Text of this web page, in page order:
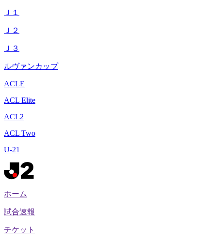
Ｊ１
Ｊ２
Ｊ３
ルヴァンカップ
ACLE
ACL Elite
ACL2
ACL Two
U-21
ホーム
試合速報
チケット